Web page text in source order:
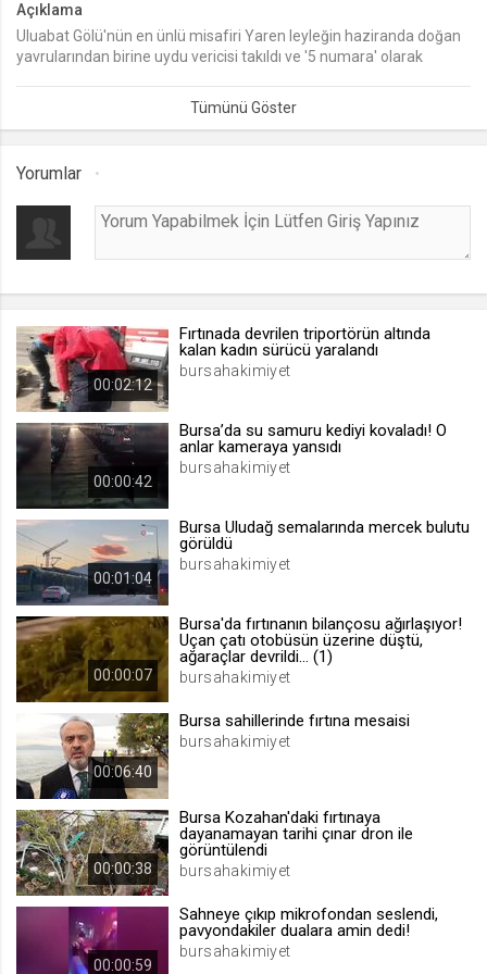
lang
.web.tv
Seçilen dil tercihini tutmak
.web.tv
[hash]
.web.tv
Site içeriği önerme
1 yıl
voteLike*
.web.tv
İsimsiz ziyaretçi için site içeriği
1 ay
.web.tv
İsimsiz ziyaretçi için site içeriği
beğenmeme
Açıklama
Uluabat Gölü'nün en ünlü misafiri Yaren leyleğin haziranda doğan
yavrularından birine uydu vericisi takıldı ve '5 numara' olarak
başlayan '5 numara', 4 bin 500 kilometre uçarak Afrika kıtasındaki
Yorumlar
00:02:12
Fırtınada devrilen triportörün altında
kalan kadın sürücü yaralandı
bursahakimiyet
00:00:42
Bursa’da su samuru kediyi kovaladı! O
anlar kameraya yansıdı
bursahakimiyet
00:01:04
Bursa Uludağ semalarında mercek bulutu
görüldü
bursahakimiyet
00:00:07
Bursa'da fırtınanın bilançosu ağırlaşıyor!
Uçan çatı otobüsün üzerine düştü,
ağaraçlar devrildi... (1)
bursahakimiyet
00:06:40
Bursa sahillerinde fırtına mesaisi
bursahakimiyet
00:00:38
Bursa Kozahan'daki fırtınaya
dayanamayan tarihi çınar dron ile
görüntülendi
bursahakimiyet
00:00:59
Sahneye çıkıp mikrofondan seslendi,
pavyondakiler dualara amin dedi!
bursahakimiyet